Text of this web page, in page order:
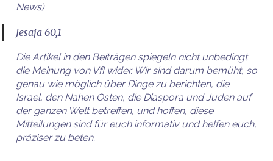
News)
Jesaja 60,1
Die Artikel in den Beiträgen spiegeln nicht unbedingt
die Meinung von VfI wider. Wir sind darum bemüht, so
genau wie möglich über Dinge zu berichten, die
Israel, den Nahen Osten, die Diaspora und Juden auf
der ganzen Welt betreffen, und hoffen, diese
Mitteilungen sind für euch informativ und helfen euch,
präziser zu beten.